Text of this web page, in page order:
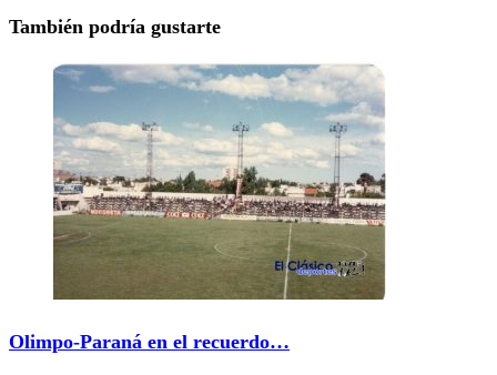
También podría gustarte
Olimpo-Paraná en el recuerdo…